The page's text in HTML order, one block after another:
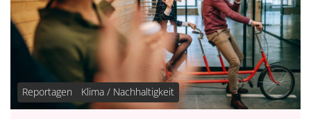
Reportagen Klima / Nachhaltigkeit